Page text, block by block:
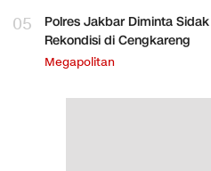
05
Polres Jakbar Diminta
Rekondisi di Cengkareng
Megapolitan